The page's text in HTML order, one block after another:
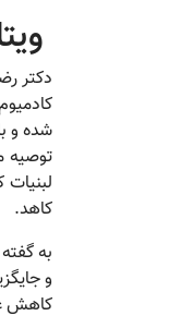
دکتر
شده و
توصیه
کاهد.
به
و
کاهش